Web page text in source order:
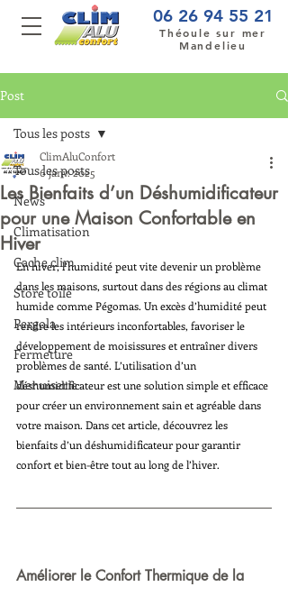
06 26 94 55 21
Théoule sur mer
Mandelieu
Post
Tous les posts
News
Climatisation
Cache clim
Store toile
Pergola
Fermeture
Menuiserie
Tous les posts
Les Bienfaits d’un Déshumidificateur
pour une Maison Confortable en
Hiver
ClimAluConfort
6 janv. 2025
En hiver, l’humidité peut vite devenir un problème
dans les maisons, surtout dans des régions au climat
humide comme Pégomas. Un excès d’humidité peut
rendre les intérieurs inconfortables, favoriser le
développement de moisissures et entraîner divers
problèmes de santé. L’utilisation d’un
déshumidificateur est une solution simple et efficace
pour créer un environnement sain et agréable dans
votre maison. Dans cet article, découvrez les
bienfaits d’un déshumidificateur pour garantir
confort et bien-être tout au long de l’hiver.
Améliorer le Confort Thermique de la